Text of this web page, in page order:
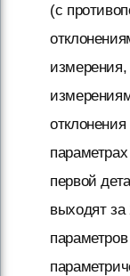
(с
первой
выходят за